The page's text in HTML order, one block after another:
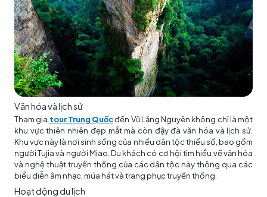
Văn hóa và lịch sử
Tham gia tour Trung Quốcđến Vũ Lăng Nguyên không chỉ là một
khu vực thiên nhiên đẹp mắt mà còn đậy đà văn hóa và lịch sử.
Khu vực này là nơi sinh sống của nhiều dân tộc thiểu số, bao gồm
người Tujia và người Miao. Du khách có cơ hội tìm hiểu về văn hóa
và nghệ thuật truyền thống của các dân tộc này thông qua các
biểu diễn âm nhạc, múa hát và trang phục truyền thống.
Hoạt động du lịch